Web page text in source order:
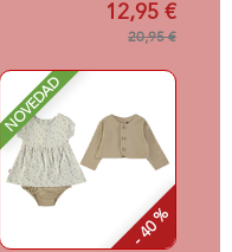
12,95 €
20,95 €
NOVEDAD
- 40 %